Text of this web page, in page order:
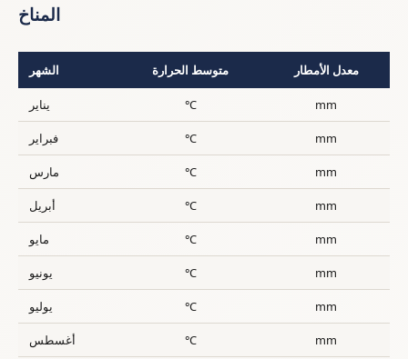
المناخ
الشهر متوسط الحرارة معدل الأمطار
يناير °C mm
فبراير °C mm
مارس °C mm
أبريل °C mm
مايو °C mm
يونيو °C mm
يوليو °C mm
أغسطس °C mm